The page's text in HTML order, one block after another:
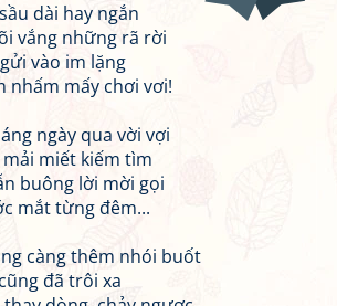
dài hay ngắn
vắng những rã rời
vào im lặng
nhấm mấy chơi vơi!
ngày qua vời vợi
miết kiếm tìm
buông lời mời gọi
mắt từng đêm...
càng thêm nhói buốt
đã trôi xa